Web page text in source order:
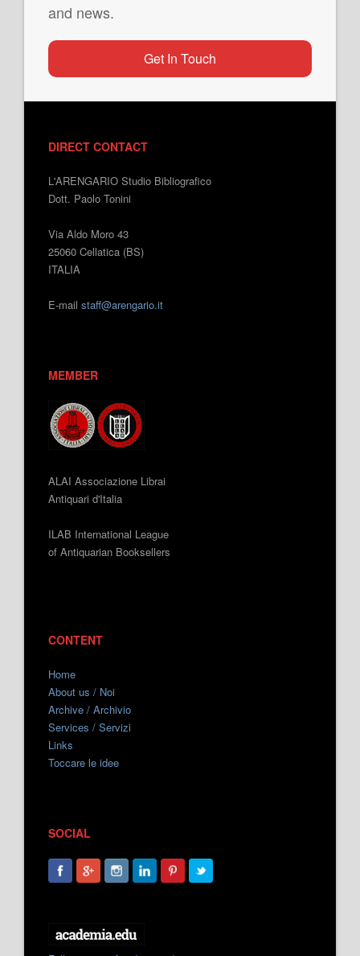
and news.
Get In Touch
DIRECT CONTACT
L'ARENGARIO Studio Bibliografico
Dott. Paolo Tonini
Via Aldo Moro 43
25060 Cellatica (BS)
ITALIA
E-mail staff@arengario.it
MEMBER
ALAI Associazione Librai
Antiquari d'Italia
ILAB International League
of Antiquarian Booksellers
CONTENT
Home
About us / Noi
Archive / Archivio
Services / Servizi
Links
Toccare le idee
SOCIAL